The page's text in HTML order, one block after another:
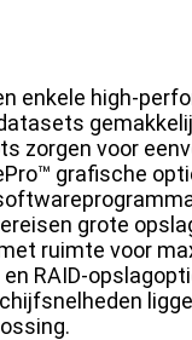
enkele high-
zorgen voor
grafische
grote
ruimte voor
RAID-